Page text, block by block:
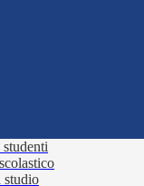
studio